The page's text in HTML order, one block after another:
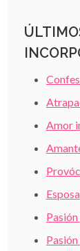
Amor